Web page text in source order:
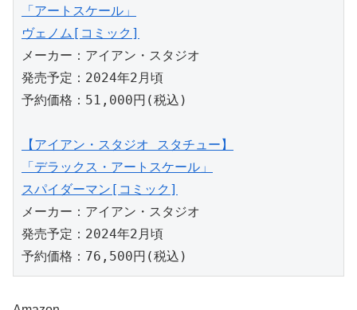
「アートスケール」
ヴェノム[コミック]
メーカー：アイアン・スタジオ
発売予定：2024年2月頃
予約価格：51,000円(税込)
【アイアン・スタジオ スタチュー】
「デラックス・アートスケール」
スパイダーマン[コミック]
メーカー：アイアン・スタジオ
発売予定：2024年2月頃
予約価格：76,500円(税込)